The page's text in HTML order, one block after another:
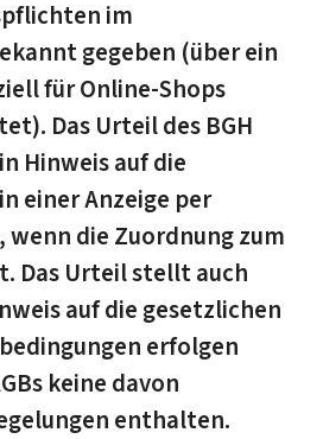
im
gegeben (über ein
für Online-Shops
Das Urteil des BGH
Hinweis auf die
einer Anzeige per
die Zuordnung zum
Das Urteil stellt auch
auf die gesetzlichen
erfolgen
keine davon
enthalten.